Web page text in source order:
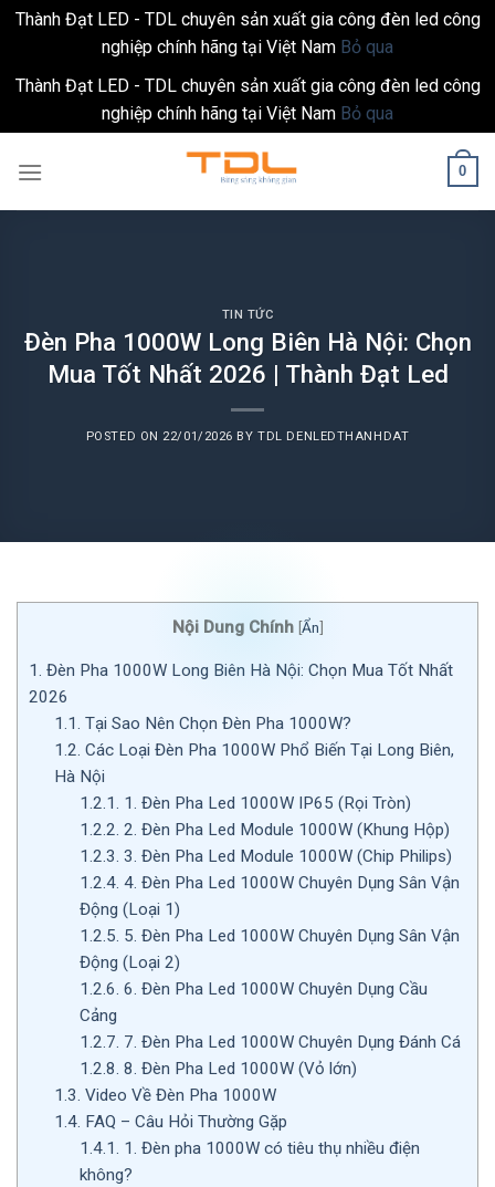
Thành Đạt LED - TDL chuyên sản xuất gia công đèn led công
nghiệp chính hãng tại Việt Nam Bỏ qua
Thành Đạt LED - TDL chuyên sản xuất gia công đèn led công
nghiệp chính hãng tại Việt Nam Bỏ qua
0
TIN TỨC
Đèn Pha 1000W Long Biên Hà Nội: Chọn
Mua Tốt Nhất 2026 | Thành Đạt Led
POSTED ON 22/01/2026 BYTDL DENLEDTHANHDAT
Nội Dung Chính [Ẩn]
1. Đèn Pha 1000W Long Biên Hà Nội: Chọn Mua Tốt Nhất
2026
1.1. Tại Sao Nên Chọn Đèn Pha 1000W?
1.2. Các Loại Đèn Pha 1000W Phổ Biến Tại Long Biên,
Hà Nội
1.2.1. 1. Đèn Pha Led 1000W IP65 (Rọi Tròn)
1.2.2. 2. Đèn Pha Led Module 1000W (Khung Hộp)
1.2.3. 3. Đèn Pha Led Module 1000W (Chip Philips)
1.2.4. 4. Đèn Pha Led 1000W Chuyên Dụng Sân Vận
Động (Loại 1)
1.2.5. 5. Đèn Pha Led 1000W Chuyên Dụng Sân Vận
Động (Loại 2)
1.2.6. 6. Đèn Pha Led 1000W Chuyên Dụng Cầu
Cảng
1.2.7. 7. Đèn Pha Led 1000W Chuyên Dụng Đánh Cá
1.2.8. 8. Đèn Pha Led 1000W (Vỏ lớn)
1.3. Video Về Đèn Pha 1000W
1.4. FAQ – Câu Hỏi Thường Gặp
1.4.1. 1. Đèn pha 1000W có tiêu thụ nhiều điện
không?